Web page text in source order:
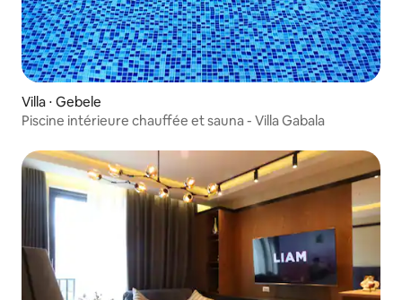
Villa ⋅ Gebele
Piscine intérieure chauffée et sauna - Villa Gabala